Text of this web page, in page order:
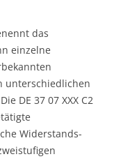
das
einzelne
unterschiedlichen
DE 37 07 XXX C2
Widerstands-